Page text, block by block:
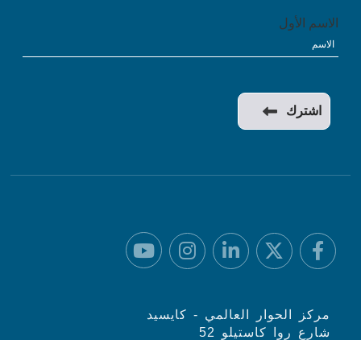
الاسم الأول
مركز الحوار العالمي - كايسيد
شارع روا كاستيلو 52